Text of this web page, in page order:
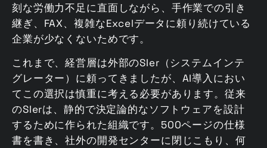
刻な労働力不足に直面しながら、手作業での引き
継ぎ、FAX、複雑なExcelデータに頼り続けている
企業が少なくないためです。
これまで、経営層は外部のSIer（システムインテ
グレーター）に頼ってきましたが、AI導入におい
てこの選択は慎重に考える必要があります。従来
のSIerは、静的で決定論的なソフトウェアを設計
するために作られた組織です。500ページの仕様
書を書き、社外の開発センターに閉じこもり、何